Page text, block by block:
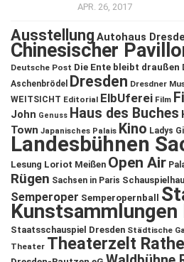
APR. 26, 2017
Ausstellung Autohaus
Chinesischer
Deutsche Post Die Ente bleibt draußen
Aschenbrödel
Dresden Dresdner
WEITSICHT Editorial ElbUferei Film
John Genuss Haus des Buches
Town Japanisches Palais Kino Ladys
Landesbühnen
Lesung Loriot Meißen Open Air
Rügen Sachsen in Paris
Semperoper Semperopernball
Kunstsammlungen
Staatsschauspiel Dresden Städtische
Theater Theaterzelt